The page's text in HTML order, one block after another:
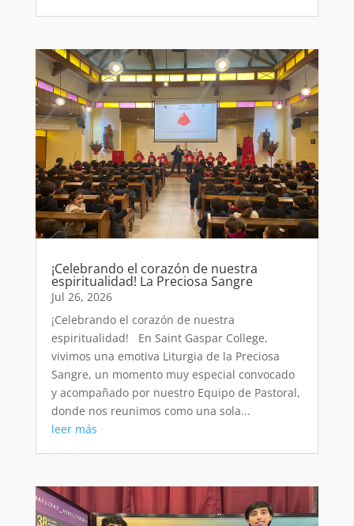
¡Celebrando el corazón de nuestra
espiritualidad! La Preciosa Sangre
Jul 26, 2026
¡Celebrando el corazón de nuestra
espiritualidad! En Saint Gaspar College,
vivimos una emotiva Liturgia de la Preciosa
Sangre, un momento muy especial convocado
y acompañado por nuestro Equipo de Pastoral,
donde nos reunimos como una sola...
leer más